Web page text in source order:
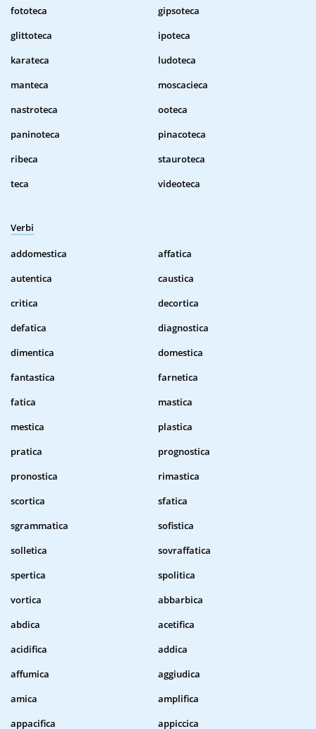
fototeca
gipsoteca
glittoteca
ipoteca
karateca
ludoteca
manteca
moscacieca
nastroteca
ooteca
paninoteca
pinacoteca
ribeca
stauroteca
teca
videoteca
Verbi
addomestica
affatica
autentica
caustica
critica
decortica
defatica
diagnostica
dimentica
domestica
fantastica
farnetica
fatica
mastica
mestica
plastica
pratica
prognostica
pronostica
rimastica
scortica
sfatica
sgrammatica
sofistica
solletica
sovraffatica
spertica
spolitica
vortica
abbarbica
abdica
acetifica
acidifica
addica
affumica
aggiudica
amica
amplifica
appacifica
appiccica